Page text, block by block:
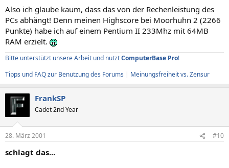
Also ich glaube kaum, dass das von der Rechenleistung des
PCs abhängt! Denn meinen Highscore bei Moorhuhn 2 (2266
Punkte) habe ich auf einem Pentium II 233Mhz mit 64MB
RAM erzielt.
Bitte unterstützt unsere Arbeit und nutztComputerBase Pro!
Tipps und FAQ zur Benutzung des Forums | Meinungsfreiheit vs. Zensur
FrankSP
Cadet 2nd Year
28. März 2001 #10
schlagt das...